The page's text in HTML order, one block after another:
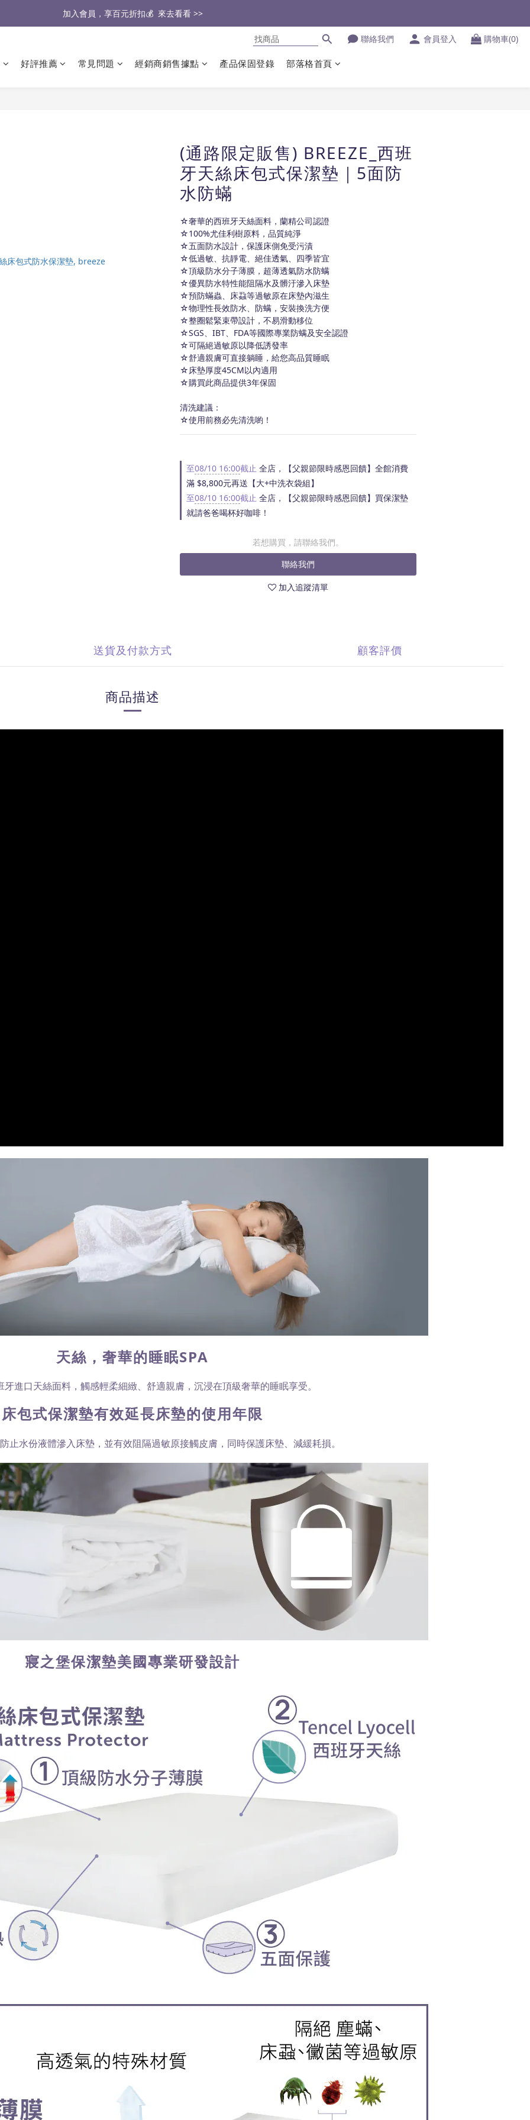
醫生也推薦的專業保潔墊，來去看看 >>
🔥2026大家最愛的商品🔥   來去看看 >>
聯絡我們 會員登入 購物車(0)
好評推薦 常見問題 經銷商銷售據點 產品保固登錄 部落格首頁
(通路限定販售) BREEZE_西班
牙天絲床包式保潔墊｜5面防
水防蟎
☆奢華的西班牙天絲面料，蘭精公司認證
☆100%尤佳利樹原料，品質純淨
☆五面防水設計，保護床側免受污漬
☆低過敏、抗靜電、絕佳透氣、四季皆宜
☆頂級防水分子薄膜，超薄透氣防水防螨
☆優異防水特性能阻隔水及髒汙滲入床墊
☆預防蟎蟲、床蝨等過敏原在床墊內滋生
☆物理性長效防水、防螨，安裝換洗方便
☆整圈鬆緊束帶設計，不易滑動移位
☆SGS、IBT、FDA等國際專業防螨及安全認證
☆可隔絕過敏原以降低誘發率
☆舒適親膚可直接躺睡，給您高品質睡眠
☆床墊厚度45CM以內適用
☆購買此商品提供3年保固
清洗建議：
☆使用前務必先清洗喲！
至08/10 16:00截止 全店，【父親節限時感恩回饋】全館消費
滿 $8,800元再送【大+中洗衣袋組】
至08/10 16:00截止 全店，【父親節限時感恩回饋】買保潔墊
就請爸爸喝杯好咖啡！
若想購買，請聯絡我們。
聯絡我們
加入追蹤清單
送貨及付款方式 顧客評價
商品描述
天絲，奢華的睡眠SPA
牙進口天絲面料，觸感輕柔細緻、舒適親膚，沉浸在頂級奢華的睡眠享受。
床包式保潔墊有效延長床墊的使用年限
止水份液體滲入床墊，並有效阻隔過敏原接觸皮膚，同時保護床墊、減緩耗損。
寢之堡保潔墊美國專業研發設計